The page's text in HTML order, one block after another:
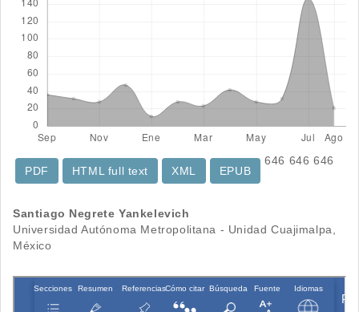
646
PDF
646
HTML full text
XML
646
EPUB
Contenido
principal
del
artículo
Santiago Negrete Yankelevich
Universidad Autónoma Metropolitana - Unidad Cuajimalpa,
México